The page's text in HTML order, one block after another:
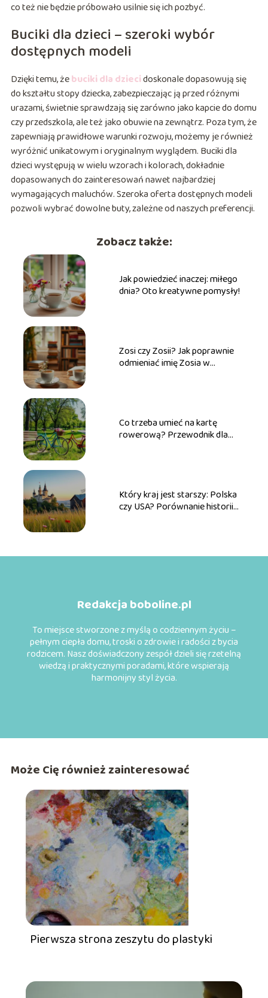
co też nie będzie próbowało usilnie się ich pozbyć.
Buciki dla dzieci – szeroki wybór
dostępnych modeli
Dzięki temu, żebuciki dla dziecidoskonale dopasowują się
do kształtu stopy dziecka, zabezpieczając ją przed różnymi
urazami, świetnie sprawdzają się zarówno jako kapcie do domu
czy przedszkola, ale też jako obuwie na zewnątrz. Poza tym, że
zapewniają prawidłowe warunki rozwoju, możemy je również
wyróżnić unikatowym i oryginalnym wyglądem. Buciki dla
dzieci występują w wielu wzorach i kolorach, dokładnie
dopasowanych do zainteresowań nawet najbardziej
wymagających maluchów. Szeroka oferta dostępnych modeli
pozwoli wybrać dowolne buty, zależne od naszych preferencji.
Zobacz także:
Jak powiedzieć inaczej: miłego
dnia? Oto kreatywne pomysły!
Zosi czy Zosii? Jak poprawnie
odmieniać imię Zosia w
Co trzeba umieć na kartę
rowerową? Przewodnik dla
Który kraj jest starszy: Polska
czy USA? Porównanie historii
Redakcja boboline.pl
To miejsce stworzone z myślą o codziennym życiu –
pełnym ciepła domu, troski o zdrowie i radości z bycia
rodzicem. Nasz doświadczony zespół dzieli się rzetelną
wiedzą i praktycznymi poradami, które wspierają
harmonijny styl życia.
Może Cię również zainteresować
Pierwsza strona zeszytu do plastyki